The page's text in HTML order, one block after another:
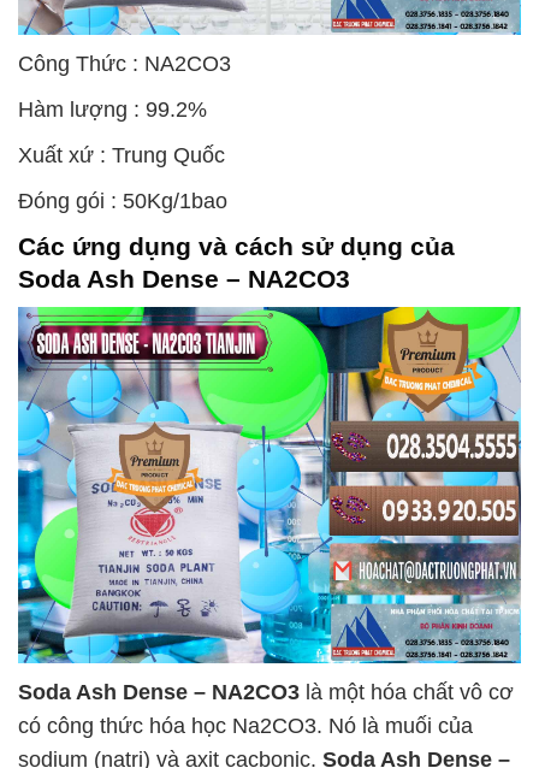
Công Thức : NA2CO3
Hàm lượng : 99.2%
Xuất xứ : Trung Quốc
Đóng gói : 50Kg/1bao
Các ứng dụng và cách sử dụng của
Soda Ash Dense – NA2CO3
Soda Ash Dense – NA2CO3 là một hóa chất vô cơ
có công thức hóa học Na2CO3. Nó là muối của
sodium (natri) và axit cacbonic. Soda Ash Dense –